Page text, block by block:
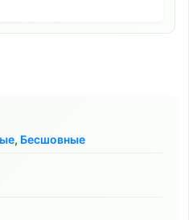
, Бесшовные